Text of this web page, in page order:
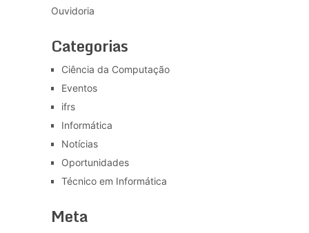
Ouvidoria
Categorias
Ciência da Computação
Eventos
ifrs
Informática
Notícias
Oportunidades
Técnico em Informática
Meta